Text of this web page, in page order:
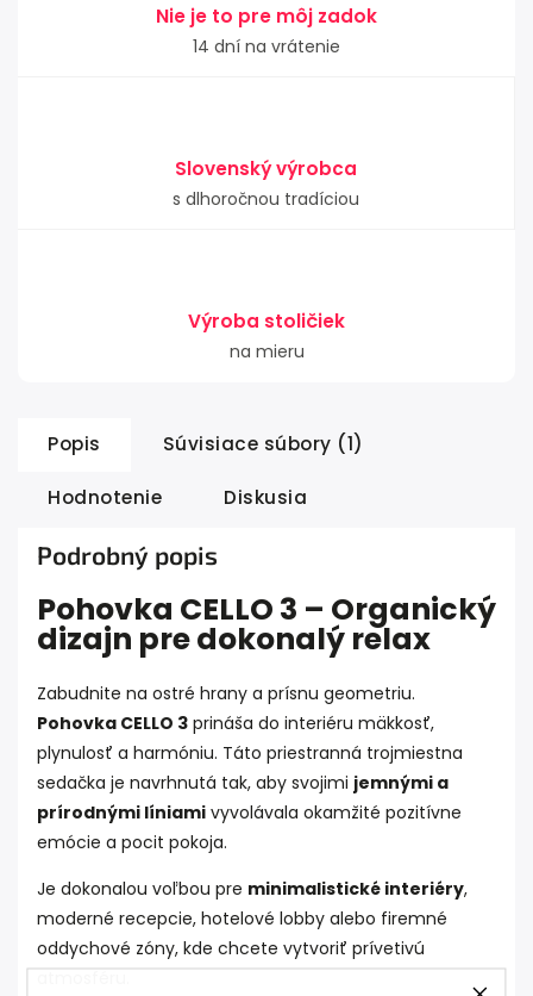
Nie je to pre môj zadok
14 dní na vrátenie
Slovenský výrobca
s dlhoročnou tradíciou
Výroba stoličiek
na mieru
Popis Súvisiace súbory (1)
Hodnotenie Diskusia
Podrobný popis
Pohovka CELLO 3 – Organický
dizajn pre dokonalý relax
Zabudnite na ostré hrany a prísnu geometriu.
Pohovka CELLO 3 prináša do interiéru mäkkosť,
plynulosť a harmóniu. Táto priestranná trojmiestna
sedačka je navrhnutá tak, aby svojimi jemnými a
prírodnými líniami vyvolávala okamžité pozitívne
emócie a pocit pokoja.
Je dokonalou voľbou pre minimalistické interiéry,
moderné recepcie, hotelové lobby alebo firemné
oddychové zóny, kde chcete vytvoriť prívetivú